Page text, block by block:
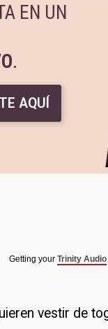
EN UN
.
AQUÍ
Getting yourTrinity Audio
vestir de